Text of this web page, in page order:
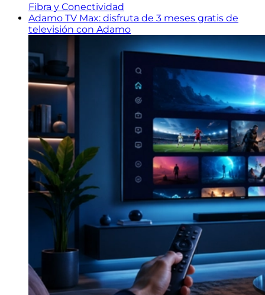
Fibra y Conectividad
Adamo TV Max: disfruta de 3 meses gratis de
televisión con Adamo